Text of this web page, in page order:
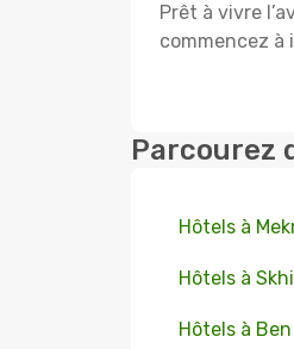
Prêt à vivre
commencez à
Parcourez
Hôtels à
Hôtels à
Hôtels à